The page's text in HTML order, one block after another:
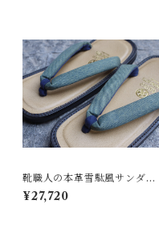
靴職人の本革雪駄風サンダル
「那古野雪駄」（鼻緒：ST#0
22)
¥27,720